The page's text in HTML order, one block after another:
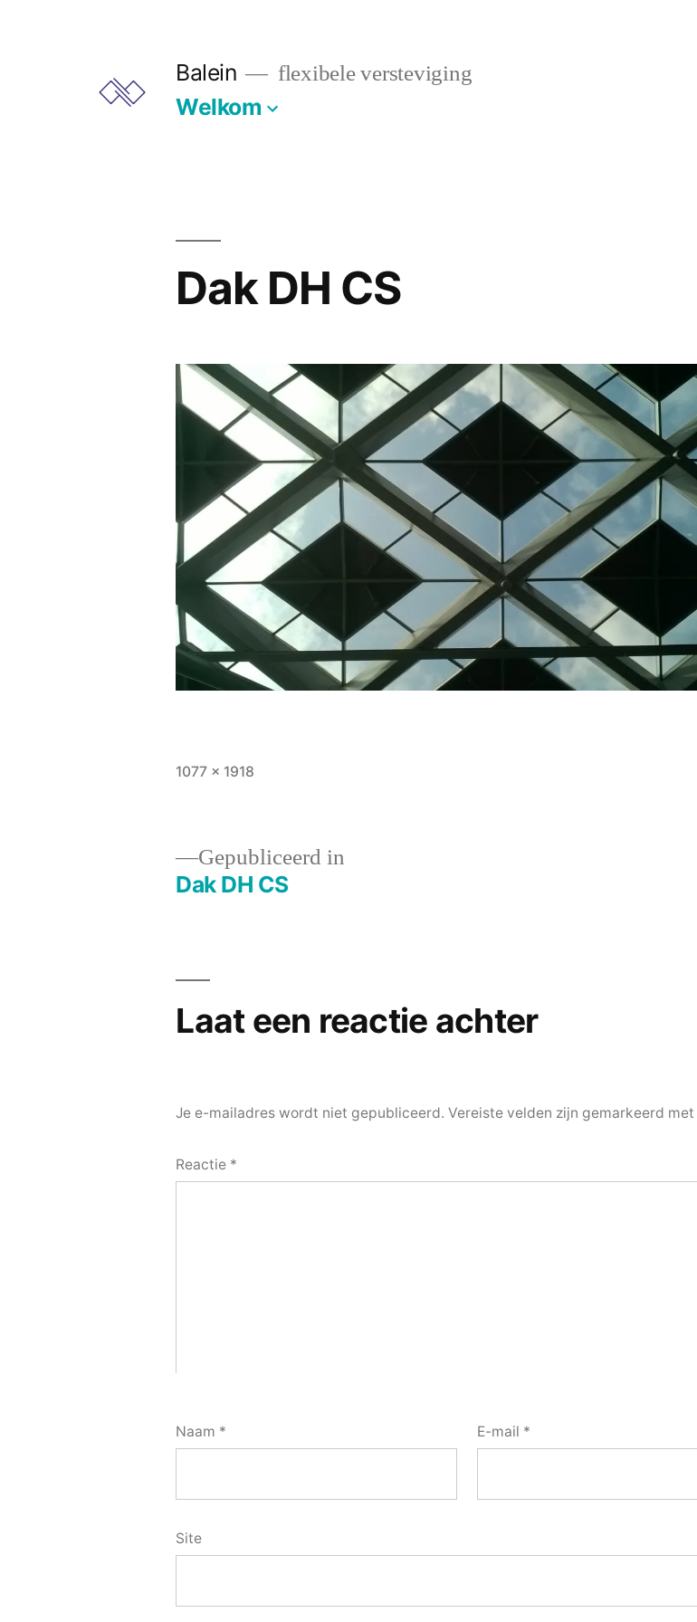
Balein flexibele versteviging
Welkom
Dak DH CS
Volledige
1077 × 1918
navigatie
Gepubliceerd in
Dak DH CS
Laat een reactie achter
Je e-mailadres wordt niet gepubliceerd. Vereiste velden zijn gemarkeerd met
Reactie *
Naam * E-mail *
Site